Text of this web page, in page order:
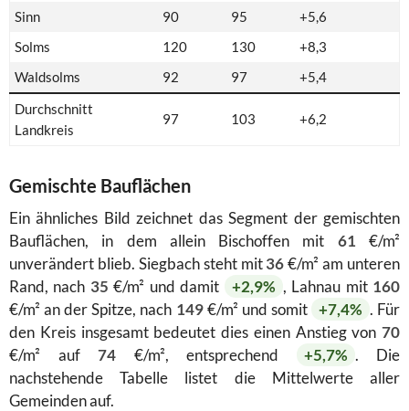
Sinn
90 95
+5,6
Solms
120 130
+8,3
Waldsolms
92 97
+5,4
Durchschnitt
Landkreis
97 103 +6,2
Gemischte Bauflächen
Ein ähnliches Bild zeichnet das Segment der gemischten
Bauflächen, in dem allein Bischoffen mit 61 €/m²
unverändert blieb. Siegbach steht mit36€/m² am unteren
Rand, nach 35 €/m² und damit +2,9% , Lahnau mit 160
€/m² an der Spitze, nach 149€/m² und somit +7,4% . Für
den Kreis insgesamt bedeutet dies einen Anstieg von 70
€/m² auf 74 €/m², entsprechend +5,7% . Die
nachstehende Tabelle listet die Mittelwerte aller
Gemeinden auf.